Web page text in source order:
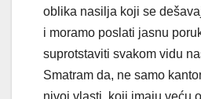
oblika nasilja koji se
i moramo poslati jasnu
suprotstaviti svakom vidu
Smatram da, ne samo